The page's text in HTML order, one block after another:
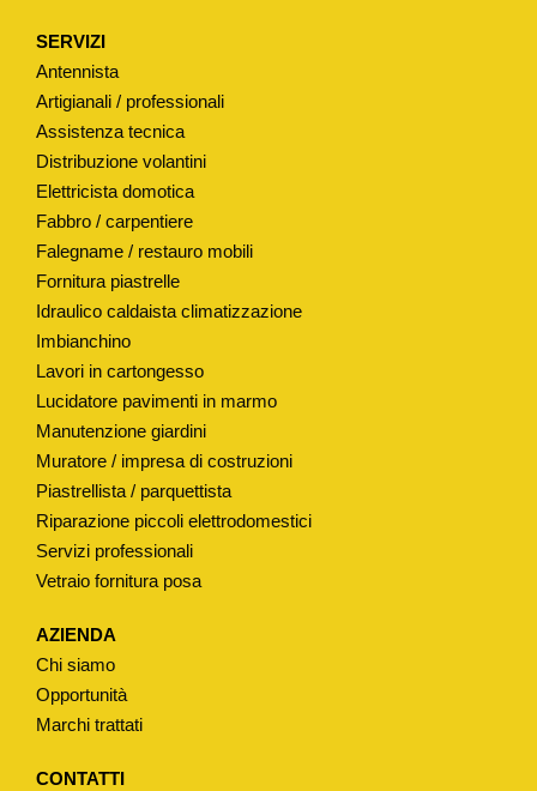
P
E
R
A
P
P
O
G
G
C
A
S
S
E
T
T
L
C
SERVIZI
Antennista
Artigianali / professionali
Assistenza tecnica
Distribuzione volantini
Elettricista domotica
Fabbro / carpentiere
Falegname / restauro mobili
Fornitura piastrelle
Idraulico caldaista climatizzazione
Imbianchino
Lavori in cartongesso
Lucidatore pavimenti in marmo
Manutenzione giardini
Muratore / impresa di costruzioni
Piastrellista / parquettista
Riparazione piccoli elettrodomestici
Servizi professionali
Vetraio fornitura posa
AZIENDA
Chi siamo
Opportunità
Marchi trattati
CONTATTI